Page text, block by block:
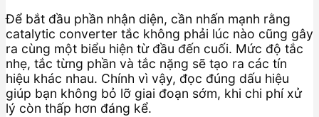
Để bắt đầu phần nhận diện, cần nhấn mạnh rằng
catalytic converter tắc không phải lúc nào cũng gây
ra cùng một biểu hiện từ đầu đến cuối. Mức độ tắc
nhẹ, tắc từng phần và tắc nặng sẽ tạo ra các tín
hiệu khác nhau. Chính vì vậy, đọc đúng dấu hiệu
giúp bạn không bỏ lỡ giai đoạn sớm, khi chi phí xử
lý còn thấp hơn đáng kể.